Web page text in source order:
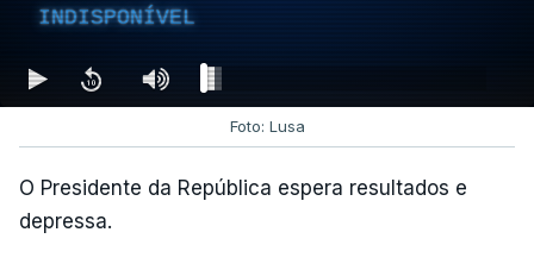
INDISPONÍVEL
Foto: Lusa
O Presidente da República espera resultados e
depressa.